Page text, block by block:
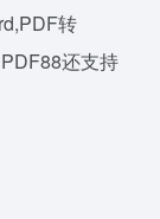
转
还支持